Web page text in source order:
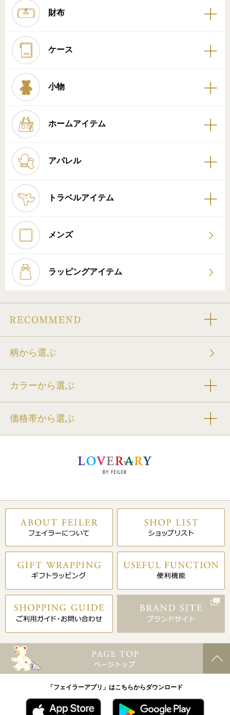
財布
ケース
小物
ホームアイテム
アパレル
トラベルアイテム
メンズ
ラッピングアイテム
柄から選ぶ
カラーから選ぶ
価格帯から選ぶ
「フェイラーアプリ」はこちらからダウンロード